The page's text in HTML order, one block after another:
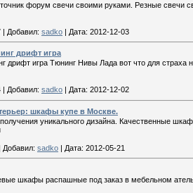
форум свечи своими руками. Резные свечи
| Добавил: sadko | Дата: 2012-12-03
дрифт игра
дрифт игра Тюнинг Нивы Лада вот что для
Добавил: sadko Дата: 2012-12-02
шкафы купе в Москве.
уникального дизайна. Качественные
Добавил: sadko | Дата: 2012-05-21
шкафы распашные под заказ в мебельном